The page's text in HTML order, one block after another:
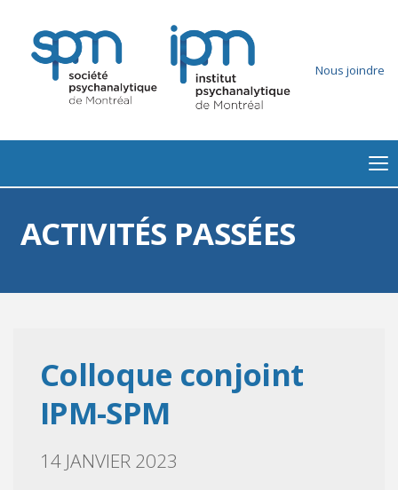
Nous joindre
ACTIVITÉS PASSÉES
Colloque conjoint
IPM-SPM
14 JANVIER 2023